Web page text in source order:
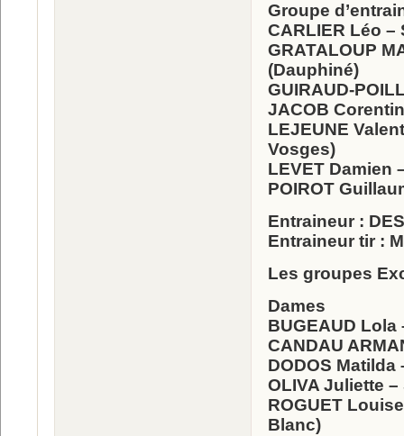
Groupe
CARLIER Léo –
GRATALOUP
(Dauphiné)
GUIRAUD-
JACOB
LEJEUNE
Vosges)
LEVET Damien
POIROT
Entraineur :
Entraineur tir :
Les groupes
Dames
BUGEAUD
CANDAU
DODOS
OLIVA Juliette
ROGUET
Blanc)